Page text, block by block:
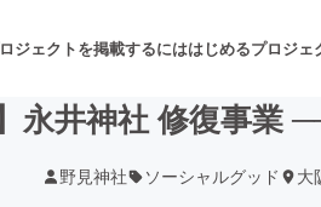
ジェクトを掲載するにははじめるプロジェ
永井神社 修復事業
野見神社 ソーシャルグッド 大